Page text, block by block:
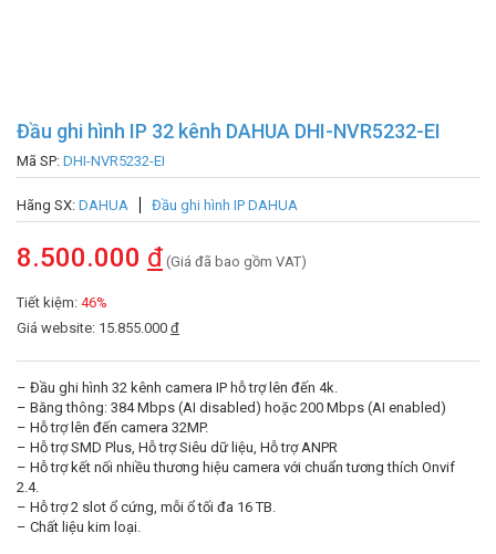
Đầu ghi hình IP 32 kênh DAHUA DHI-NVR5232-EI
Mã SP: DHI-NVR5232-EI
Hãng SX: DAHUA Đầu ghi hình IP DAHUA
8.500.000 đ (Giá đã bao gồm VAT)
Tiết kiệm: 46%
Giá website: 15.855.000 đ
– Đầu ghi hình 32 kênh camera IP hỗ trợ lên đến 4k.
– Băng thông: 384 Mbps (AI disabled) hoặc 200 Mbps (AI enabled)
– Hỗ trợ lên đến camera 32MP.
– Hỗ trợ SMD Plus, Hỗ trợ Siêu dữ liệu, Hỗ trợ ANPR
– Hỗ trợ kết nối nhiều thương hiệu camera với chuẩn tương thích Onvif
2.4.
– Hỗ trợ 2 slot ổ cứng, mỗi ổ tối đa 16 TB.
– Chất liệu kim loại.